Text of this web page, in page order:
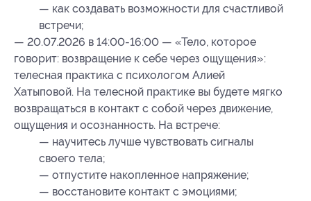
— как создавать возможности для счастливой
встречи;
— 20.07.2026 в 14:00-16:00 — «Тело, которое
говорит: возвращение к себе через ощущения»:
телесная практика с психологом Алией
Хатыповой. На телесной практике вы будете мягко
возвращаться в контакт с собой через движение,
ощущения и осознанность. На встрече:
— научитесь лучше чувствовать сигналы
своего тела;
— отпустите накопленное напряжение;
— восстановите контакт с эмоциями;